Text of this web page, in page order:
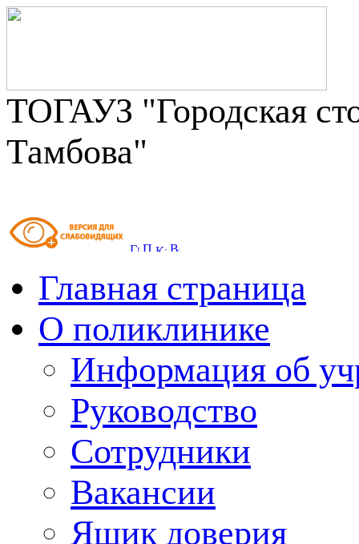
ТОГАУЗ "Городская
Тамбова"
Главная страница
О поликлинике
Информация об
Руководство
Сотрудники
Вакансии
Ящик доверия